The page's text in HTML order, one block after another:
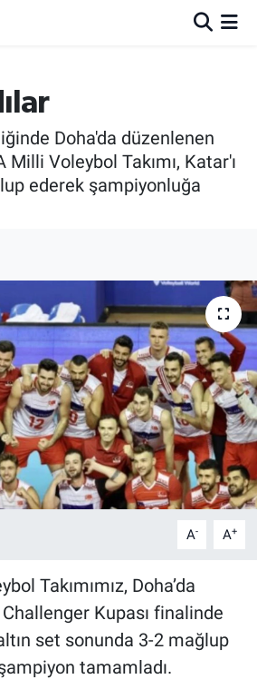
Doha'da düzenlenen
Voleybol Takımı, Katar'ı
ederek şampiyonluğa
A- A+
Takımımız, Doha’da
Kupası finalinde
set sonunda 3-2 mağlup
tamamladı.